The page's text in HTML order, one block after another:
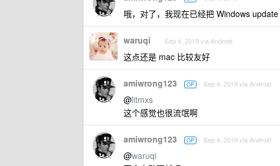
哦，对了，我现在已经把 Windows
waruqi Sep 4, 2019 via Android
这点还是 mac 比较友好
amiwrong123 OP Sep 4, 2019 via Android
@litmxs
这个感觉也很流氓啊
amiwrong123 OP Sep 4, 2019 via Android
@waruqi